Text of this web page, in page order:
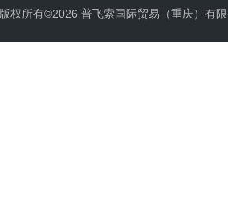
版权所有©2026 普飞索国际贸易（重庆）有